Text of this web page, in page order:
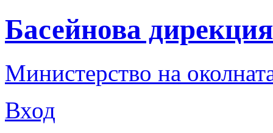
Басейнова
Министерство на
Вход